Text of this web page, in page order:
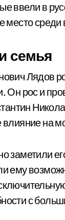
ввели в
место
семья
Лядов
Он рос и
влияние на
заметили
ему
с